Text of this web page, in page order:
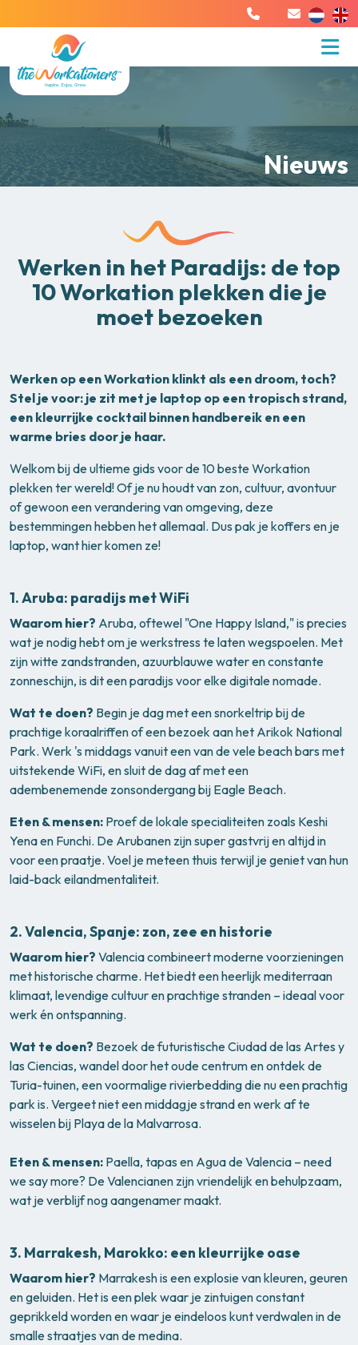
Nieuws
Werken in het Paradijs: de top
10 Workation plekken die je
moet bezoeken
Werken op een Workation klinkt als een droom, toch?
Stel je voor: je zit met je laptop op een tropisch strand,
een kleurrijke cocktail binnen handbereik en een
warme bries door je haar.
Welkom bij de ultieme gids voor de 10 beste Workation
plekken ter wereld! Of je nu houdt van zon, cultuur, avontuur
of gewoon een verandering van omgeving, deze
bestemmingen hebben het allemaal. Dus pak je koffers en je
laptop, want hier komen ze!
1.Aruba: paradijs met WiFi
Waarom hier? Aruba, oftewel "One Happy Island," is precies
wat je nodig hebt om je werkstress te laten wegspoelen. Met
zijn witte zandstranden, azuurblauwe water en constante
zonneschijn, is dit een paradijs voor elke digitale nomade.
Wat te doen? Begin je dag met een snorkeltrip bij de
prachtige koraalriffen of een bezoek aan het Arikok National
Park. Werk 's middags vanuit een van de vele beach bars met
uitstekende WiFi, en sluit de dag af met een
adembenemende zonsondergang bij Eagle Beach.
Eten & mensen: Proef de lokale specialiteiten zoals Keshi
Yena en Funchi. De Arubanen zijn super gastvrij en altijd in
voor een praatje. Voel je meteen thuis terwijl je geniet van hun
laid-back eilandmentaliteit.
2.Valencia, Spanje: zon, zee en historie
Waarom hier? Valencia combineert moderne voorzieningen
met historische charme. Het biedt een heerlijk mediterraan
klimaat, levendige cultuur en prachtige stranden – ideaal voor
werk én ontspanning.
Wat te doen? Bezoek de futuristische Ciudad de las Artes y
las Ciencias, wandel door het oude centrum en ontdek de
Turia-tuinen, een voormalige rivierbedding die nu een prachtig
park is. Vergeet niet een middagje strand en werk af te
wisselen bij Playa de la Malvarrosa.
Eten & mensen: Paella, tapas en Agua de Valencia – need
we say more? De Valencianen zijn vriendelijk en behulpzaam,
wat je verblijf nog aangenamer maakt.
3. Marrakesh, Marokko: een kleurrijke oase
Waarom hier? Marrakesh is een explosie van kleuren, geuren
en geluiden. Het is een plek waar je zintuigen constant
geprikkeld worden en waar je eindeloos kunt verdwalen in de
smalle straatjes van de medina.